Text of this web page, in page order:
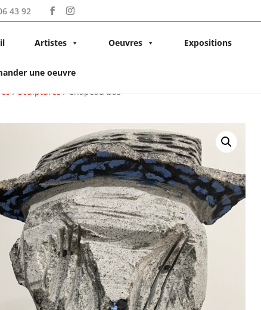
43 92
Artistes Oeuvres Expositions
une oeuvre
/Sculptures/ Chapeau bas